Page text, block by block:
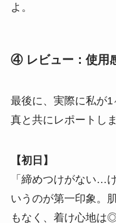
よ。
④ レビュー：使用
最後に、実際に私が
真と共にレポートしま
【初日】
「締めつけがない…
いうのが第一印象。
もなく、着け心地は◎